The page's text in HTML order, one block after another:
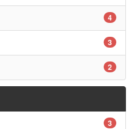
4
3
2
3